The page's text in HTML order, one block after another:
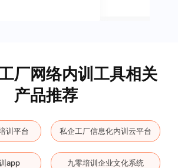
厂网络内训工具相关
产品推荐
训平台 私企工厂信息化内训云平台
app 九零培训企业文化系统